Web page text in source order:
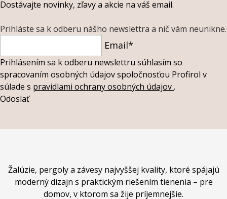
Dostávajte novinky, zľavy a akcie na váš email.
Prihláste sa k odberu nášho newslettra a nič vám neunikne.
Email*
Prihlásením sa k odberu newslettru súhlasím so
spracovaním osobných údajov spoločnosťou Profirol v
súlade s pravidlami ochrany osobných údajov.
Odoslať
Žalúzie, pergoly a závesy najvyššej kvality, ktoré spájajú
moderný dizajn s praktickým riešením tienenia – pre
domov, v ktorom sa žije príjemnejšie.